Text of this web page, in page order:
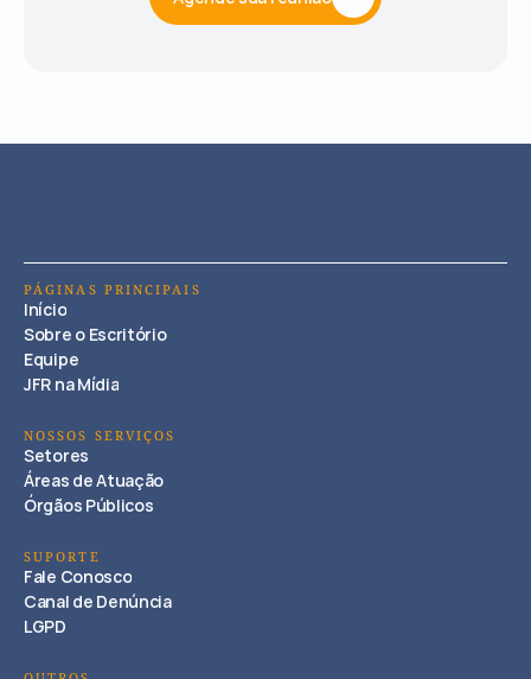
PÁGINAS PRINCIPAIS
Início
Sobre o Escritório
Equipe
JFR na Mídia
NOSSOS SERVIÇOS
Setores
Áreas de Atuação
Órgãos Públicos
SUPORTE
Fale Conosco
Canal de Denúncia
LGPD